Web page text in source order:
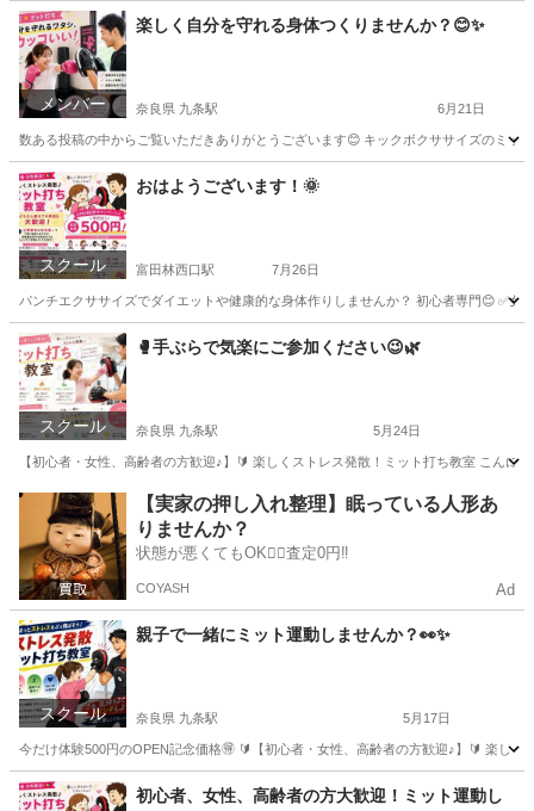
奈良 奈良市 真菅駅 美容健康
メンバー
楽しく自分を守れる身体つくりませんか？😊✨
奈良県 九条駅 6月21日
数ある投稿の中からご覧いただきありがとうございます😊 キックボクササイズのミ
奈良 橿原市 九条駅 スポーツ ミット
スクール
おはようございます！🌞
富田林西口駅 7月26日
パンチエクササイズでダイエットや健康的な身体作りしませんか？ 初心者専門😊 ✅
大阪 富田林市 富田林西口駅 スポーツ 運動不足
スクール
🥊手ぶらで気楽にご参加ください😉🌿
奈良県 九条駅 5月24日
【初心者・女性、高齢者の方歓迎♪】🔰 楽しくストレス発散！ミット打ち教室 こん
奈良 橿原市 九条駅 スポーツ ミット
【実家の押し入れ整理】眠っている人形あ
りませんか？
状態が悪くてもOK🙆‍♀️査定0円‼️
COYASH Ad
スクール
親子で一緒にミット運動しませんか？👀✨
奈良県 九条駅 5月17日
今だけ体験500円のOPEN記念価格🉐 🔰【初心者・女性、高齢者の方歓迎♪】🔰 楽し
奈良 橿原市 九条駅 スポーツ ミット
初心者、女性、高齢者の方大歓迎！ミット運動し